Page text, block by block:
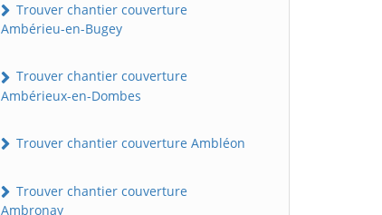
Trouver chantier couverture
Ambérieu-en-Bugey
Trouver chantier couverture
Ambérieux-en-Dombes
Trouver chantier couverture Ambléon
Trouver chantier couverture
Ambronay